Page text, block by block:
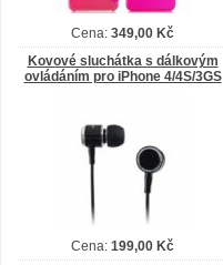
Cena: 349,00 Kč
Kovové sluchátka s dálkovým
ovládáním pro iPhone 4/4S/3GS
Cena: 199,00 Kč